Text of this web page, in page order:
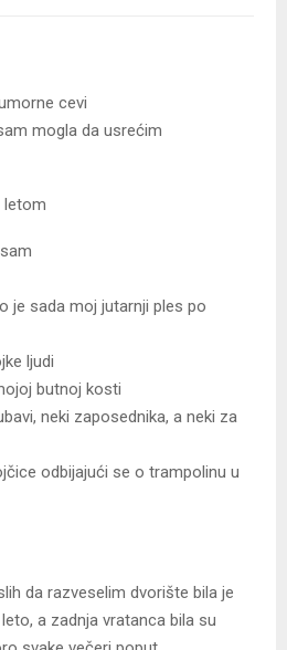
cevi
mogla da usrećim
letom
je sada moj jutarnji ples po
ljudi
butnoj kosti
neki zaposednika, a neki za
odbijajući se o trampolinu u
da razveselim dvorište bila je
a zadnja vratanca bila su